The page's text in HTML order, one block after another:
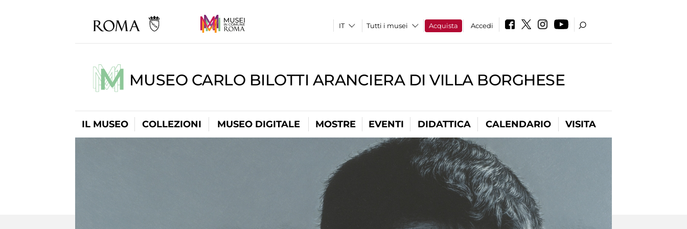
Tutti i musei Acquista Accedi
MUSEO CARLO BILOTTI ARANCIERA DI VILLA BORGHESE
IL MUSEO COLLEZIONI MUSEO DIGITALE MOSTRE EVENTI DIDATTICA CALENDARIO VISITA